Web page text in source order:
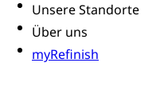
Unsere Standorte
Über uns
myRefinish